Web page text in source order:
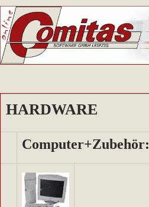
ZUM
INHALT
HARDWARE
Computer+Zubehör: